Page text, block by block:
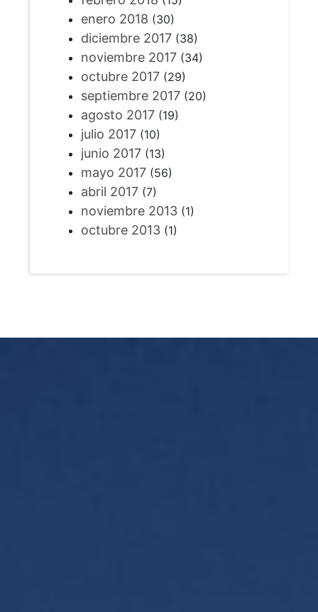
enero 2018 (30)
diciembre 2017(38)
noviembre 2017(34)
octubre 2017(29)
septiembre 2017(20)
agosto 2017(19)
julio 2017(10)
junio 2017(13)
mayo 2017(56)
abril 2017(7)
noviembre 2013(1)
octubre 2013(1)